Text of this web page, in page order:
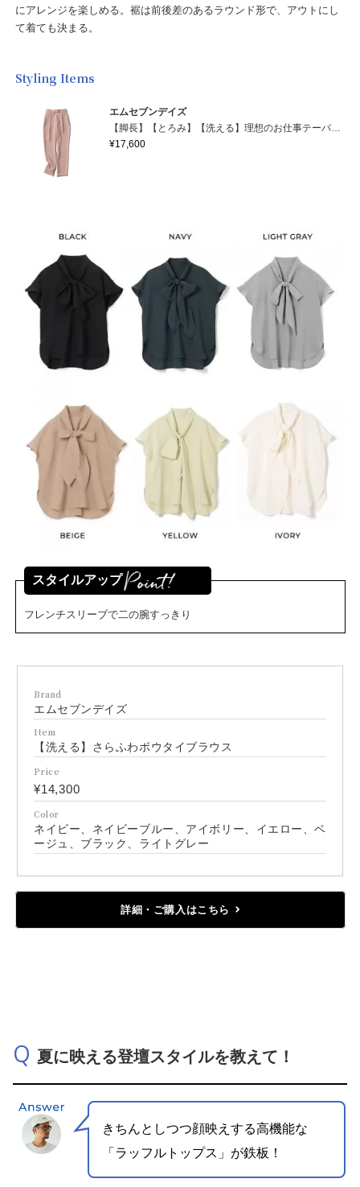
にアレンジを楽しめる。裾は前後差のあるラウンド形で、アウトにし
て着ても決まる。
Styling Items
エムセブンデイズ
【脚長】【とろみ】【洗える】理想のお仕事テーパードパンツ
¥17,600
スタイルアップ
フレンチスリーブで二の腕すっきり
Brand
エムセブンデイズ
Item
【洗える】さらふわボウタイブラウス
Price
¥14,300
Color
ネイビー、ネイビーブルー、アイボリー、イエロー、ベ
ージュ、ブラック、ライトグレー
詳細・ご購入はこちら
Q 夏に映える登壇スタイルを教えて！
きちんとしつつ顔映えする高機能な
「ラッフルトップス」が鉄板！